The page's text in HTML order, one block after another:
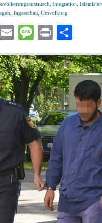
Integration
Tagesschau Umvolkung
WhatsApp
EmailMessage
Print